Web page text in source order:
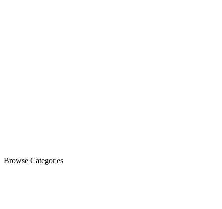
Browse Categories